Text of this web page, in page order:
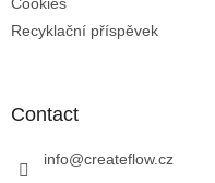
Recyklační příspěvek
Contact
info@createflow.cz